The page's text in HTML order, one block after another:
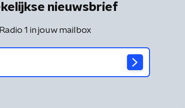
nieuwsbrief
1 in jouw mailbox